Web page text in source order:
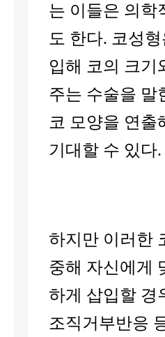
는 이들은 의학
도 한다. 코성
입해 코의 크기
주는 수술을 말
코 모양을 연출
기대할 수 있다.
하지만 이러한
중해 자신에게
하게 삽입할 경
조직거부반응